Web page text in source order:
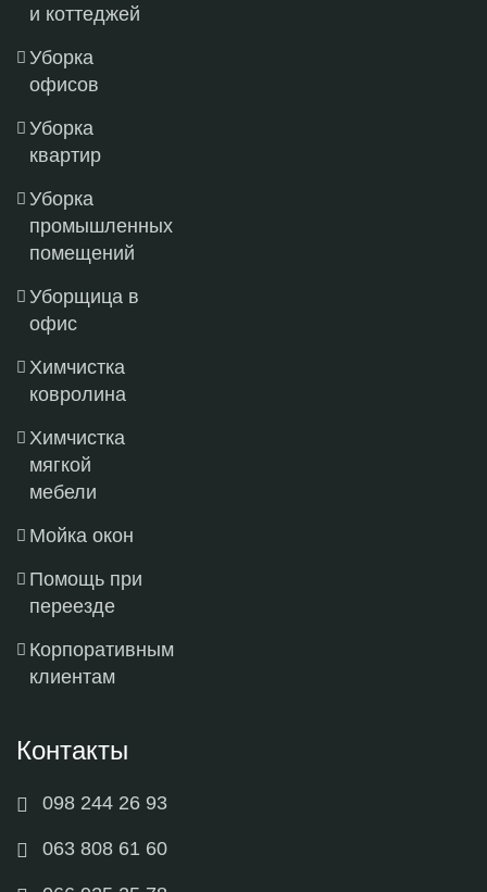
и коттеджей
Уборка
офисов
Уборка
квартир
Уборка
промышленных
помещений
Уборщица в
офис
Химчистка
ковролина
Химчистка
мягкой
мебели
Мойка окон
Помощь при
переезде
Корпоративным
клиентам
Контакты
098 244 26 93
063 808 61 60